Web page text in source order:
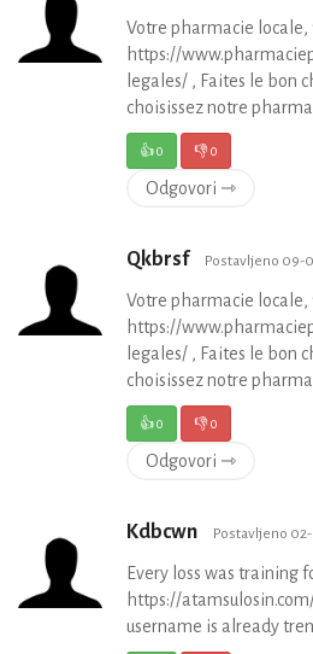
Votre pharmacie locale,
https://
legales/ , Faites le bon
choisissez notre
👍0 👎0
Odgovori ⇾
Qkbrsf Postavljeno 09-
Votre pharmacie locale,
https://
legales/ , Faites le bon
choisissez notre
👍0 👎0
Odgovori ⇾
Kdbcwn Postavljeno
Every loss was training
https://
username is already